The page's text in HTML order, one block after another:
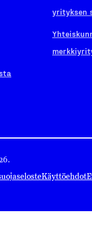
yrityksen
Käyttöehdot